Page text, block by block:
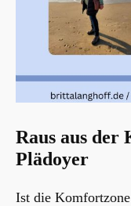
Raus aus der
Plädoyer
Ist die